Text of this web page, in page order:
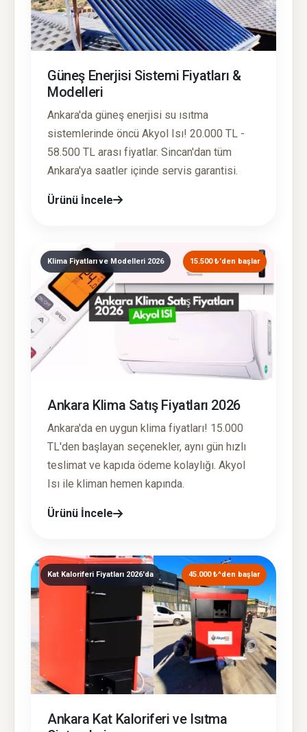
Güneş Enerjisi Sistemi Fiyatları &
Modelleri
Ankara'da güneş enerjisi su ısıtma
sistemlerinde öncü Akyol Isı! 20.000 TL -
58.500 TL arası fiyatlar. Sincan'dan tüm
Ankara'ya saatler içinde servis garantisi.
Ürünü İncele
Klima Fiyatları ve Modelleri 2026 15.500 ₺'den başlar
Ankara Klima Satış Fiyatları 2026
Ankara'da en uygun klima fiyatları! 15.000
TL'den başlayan seçenekler, aynı gün hızlı
teslimat ve kapıda ödeme kolaylığı. Akyol
Isı ile kliman hemen kapında.
Ürünü İncele
Kat Kaloriferi Fiyatları 2026'da 45.000 ₺^den başlar
Ankara Kat Kaloriferi ve Isıtma